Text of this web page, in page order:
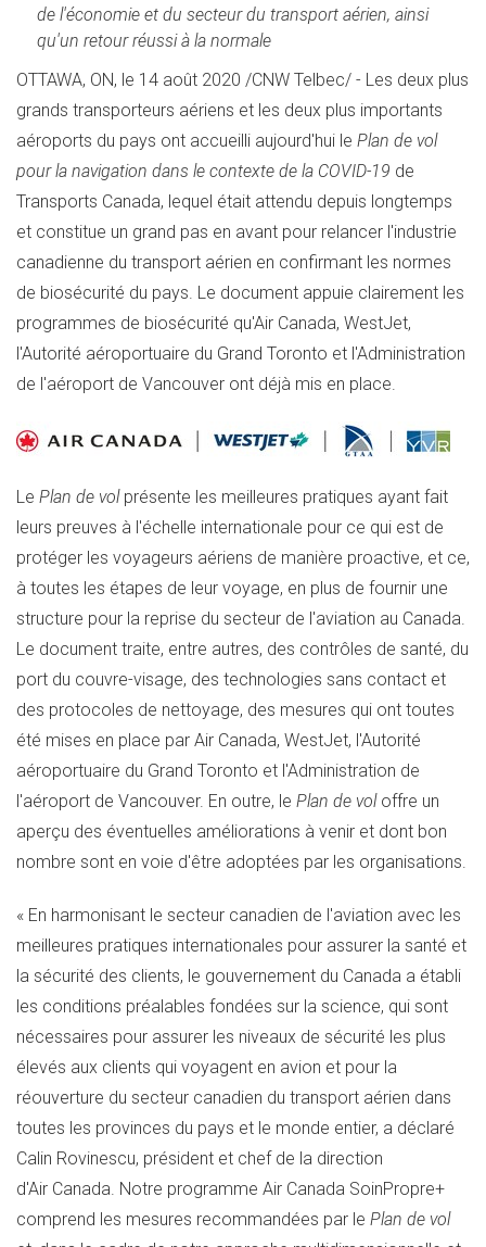
de l'économie et du secteur du transport aérien, ainsi
qu'un retour réussi à la normale
OTTAWA, ON, le 14 août 2020 /CNW Telbec/ - Les deux plus
grands transporteurs aériens et les deux plus importants
aéroports du pays ont accueilli aujourd'hui le Plan de vol
pour la navigation dans le contexte de la COVID-19 de
Transports Canada, lequel était attendu depuis longtemps
et constitue un grand pas en avant pour relancer l'industrie
canadienne du transport aérien en confirmant les normes
de biosécurité du pays. Le document appuie clairement les
programmes de biosécurité qu'Air Canada, WestJet,
l'Autorité aéroportuaire du Grand Toronto et l'Administration
de l'aéroport de Vancouver ont déjà mis en place.
Le Plan de volprésente les meilleures pratiques ayant fait
leurs preuves à l'échelle internationale pour ce qui est de
protéger les voyageurs aériens de manière proactive, et ce,
à toutes les étapes de leur voyage, en plus de fournir une
structure pour la reprise du secteur de l'aviation au Canada.
Le document traite, entre autres, des contrôles de santé, du
port du couvre-visage, des technologies sans contact et
des protocoles de nettoyage, des mesures qui ont toutes
été mises en place par Air Canada, WestJet, l'Autorité
aéroportuaire du Grand Toronto et l'Administration de
l'aéroport de Vancouver. En outre, le Plan de voloffre un
aperçu des éventuelles améliorations à venir et dont bon
nombre sont en voie d'être adoptées par les organisations.
« En harmonisant le secteur canadien de l'aviation avec les
meilleures pratiques internationales pour assurer la santé et
la sécurité des clients, le gouvernement du Canada a établi
les conditions préalables fondées sur la science, qui sont
nécessaires pour assurer les niveaux de sécurité les plus
élevés aux clients qui voyagent en avion et pour la
réouverture du secteur canadien du transport aérien dans
toutes les provinces du pays et le monde entier, a déclaré
Calin Rovinescu, président et chef de la direction
d'Air Canada. Notre programme Air Canada SoinPropre+
comprend les mesures recommandées par le Plan de vol